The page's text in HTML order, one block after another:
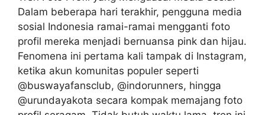
Dalam beberapa hari terakhir, pengguna media
sosial Indonesia ramai-ramai mengganti foto
profil mereka menjadi bernuansa pink dan hijau.
Fenomena ini pertama kali tampak di Instagram,
ketika akun komunitas populer seperti
@buswayafansclub, @indorunners, hingga
@urundayakota secara kompak memajang foto